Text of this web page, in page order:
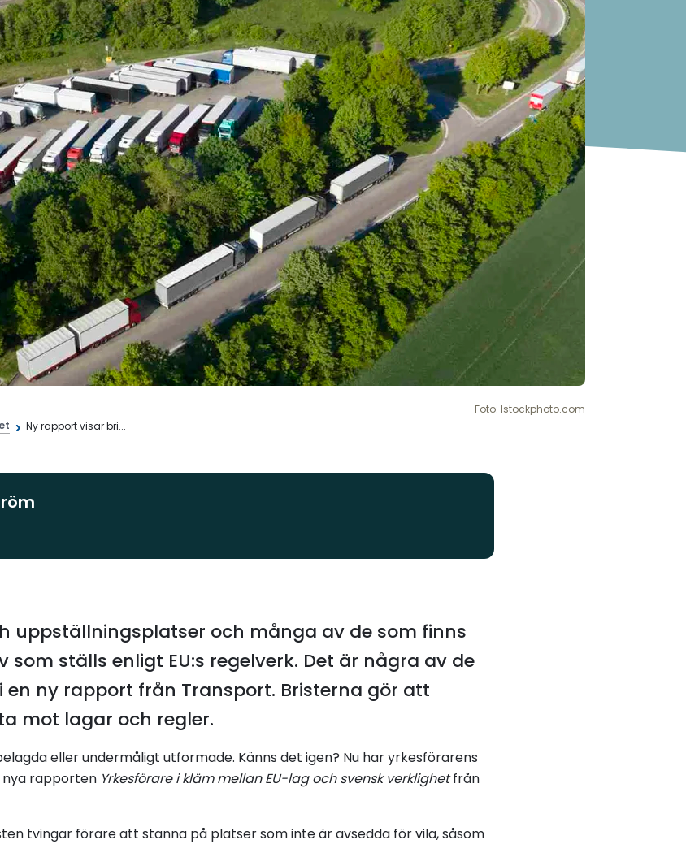
Ny rapport visar bri...
Foto: Istockphoto.com
uppställningsplatser och många av de som finns
som ställs enligt EU:s regelverk. Det är några av de
ny rapport från Transport. Bristerna gör att
mot lagar och regler.
eller undermåligt utformade. Känns det igen? Nu har yrkesförarens
nya rapporten Yrkesförare i kläm mellan EU-lag och svensk verklighetfrån
tvingar förare att stanna på platser som inte är avsedda för vila, såsom